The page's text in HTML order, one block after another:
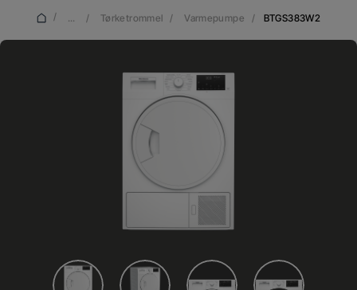
/ ... / Tørketrommel / Varmepumpe / BTGS383W2